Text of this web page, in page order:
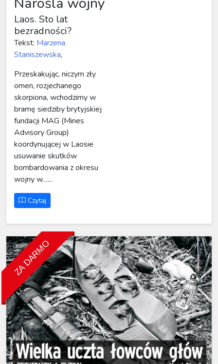
Laos. Sto lat
bezradności?
Tekst: Marzena
Staniszewska,
Przeskakując, niczym zły
omen, rozjechanego
skorpiona, wchodzimy w
bramę siedziby brytyjskiej
fundacji MAG (Mines
Advisory Group)
koordynującej w Laosie
usuwanie skutków
bombardowania z okresu
wojny w…...
Czytaj
ZA DARMO